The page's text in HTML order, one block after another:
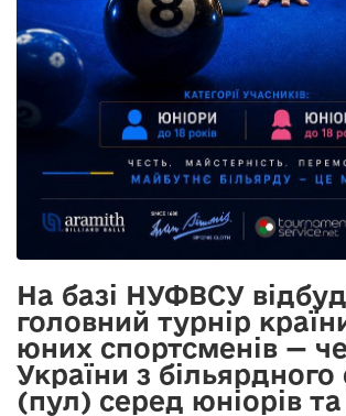
На базі НУФВСУ
головний турнір
юних спортсменів —
України з більярдного
(пул) серед юніорів